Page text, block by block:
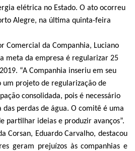
elétrica no Estado. O ato ocorreu
Alegre, na última quinta-feira
Comercial da Companhia, Luciano
meta da empresa é regularizar 25
“A Companhia inseriu em seu
projeto de regularização de
consolidada, pois é necessário
perdas de água. O comitê é uma
partilhar ideias e produzir avanços”.
Corsan, Eduardo Carvalho, destacou
geram prejuízos às companhias e